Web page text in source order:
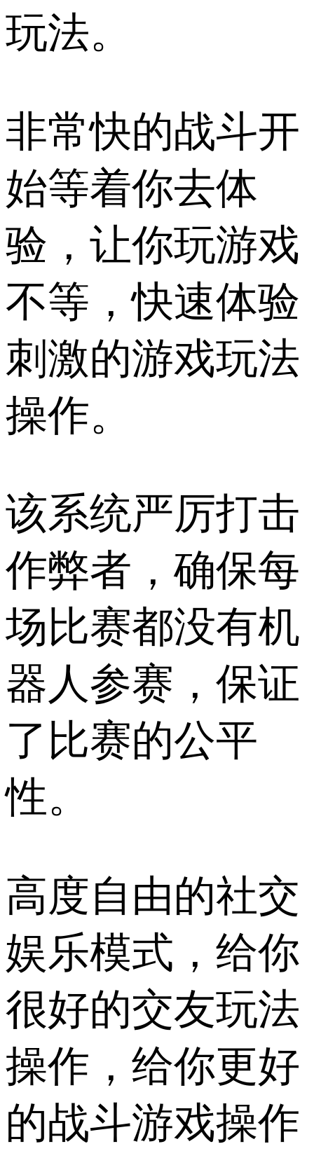
玩法。
非常快的战斗开
始等着你去体
验，让你玩游戏
不等，快速体验
刺激的游戏玩法
操作。
该系统严厉打击
作弊者，确保每
场比赛都没有机
器人参赛，保证
了比赛的公平
性。
高度自由的社交
娱乐模式，给你
很好的交友玩法
操作，给你更好
的战斗游戏操作